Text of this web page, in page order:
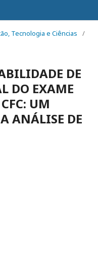
Tecnologia e Ciências
/
DE
DO EXAME
UM
ANÁLISE DE